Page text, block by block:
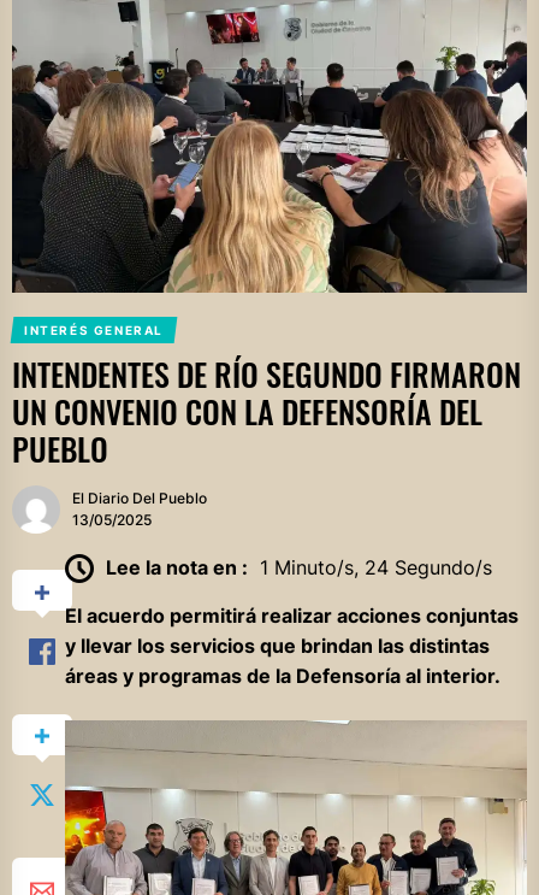
INTERÉS GENERAL
INTENDENTES DE RÍO SEGUNDO FIRMARON
UN CONVENIO CON LA DEFENSORÍA DEL
PUEBLO
El Diario Del Pueblo
13/05/2025
Lee la nota en : 1 Minuto/s, 24 Segundo/s
El acuerdo permitirá realizar acciones conjuntas
y llevar los servicios que brindan las distintas
áreas y programas de la Defensoría al interior.